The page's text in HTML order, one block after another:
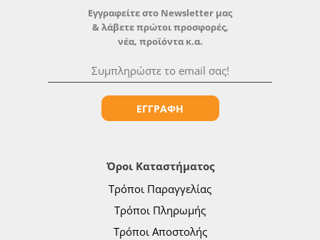
Όροι Καταστήματος
Τρόποι Παραγγελίας
Τρόποι Πληρωμής
Τρόποι Αποστολής
Εγγραφείτε στο Newsletter μας
& λάβετε πρώτοι προσφορές,
νέα, προϊόντα κ.α.
ΕΓΓΡΑΦΗ